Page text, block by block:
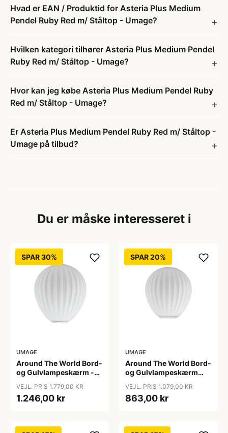
Hvad er EAN / Produktid for Asteria Plus Medium
Pendel Ruby Red m/ Ståltop - Umage?
Hvilken kategori tilhører Asteria Plus Medium Pendel
Ruby Red m/ Ståltop - Umage?
Hvor kan jeg købe Asteria Plus Medium Pendel Ruby
Red m/ Ståltop - Umage?
Er Asteria Plus Medium Pendel Ruby Red m/ Ståltop -
Umage på tilbud?
Du er måske interesseret i
SPAR 30%
UMAGE
Around The World Bord-
og Gulvlampeskærm -
haves
VEJL. PRIS 1.779,00 KR
1.246,00 kr
SPAR 20%
UMAGE
Around The World Bord-
og Gulvlampeskærm
VEJL. PRIS 1.079,00 KR
863,00 kr